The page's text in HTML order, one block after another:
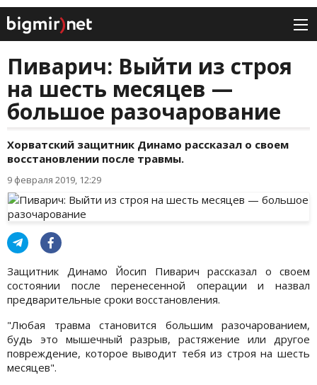
Пиварич: Выйти из строя
на шесть месяцев —
большое разочарование
Хорватский защитник Динамо рассказал о своем
восстановлении после травмы.
9 февраля 2019, 12:29
Защитник Динамо Йосип Пиварич рассказал о своем
состоянии после перенесенной операции и назвал
предварительные сроки восстановления.
"Любая травма становится большим разочарованием,
будь это мышечный разрыв, растяжение или другое
повреждение, которое выводит тебя из строя на шесть
месяцев".